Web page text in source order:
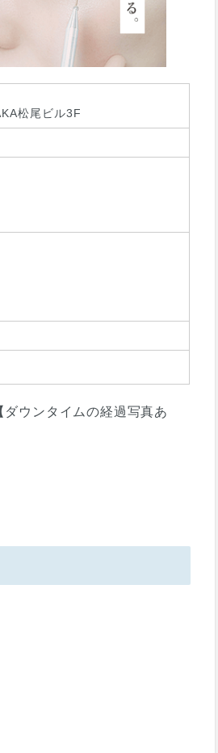
松尾ビル3F
ウンタイムの経過写真あ